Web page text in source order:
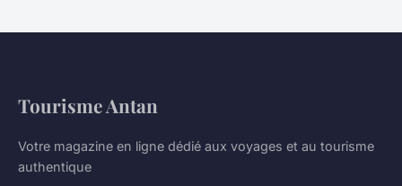
Tourisme Antan
Votre magazine en ligne dédié aux voyages et au tourisme
authentique